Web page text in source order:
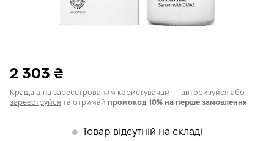
2 303 ₴
Краща ціна зареєстрованим користувачам — авторизуйся або
зареєструйся та отримай промокод 10% на перше замовлення
𒊹 Товар відсутній на складі